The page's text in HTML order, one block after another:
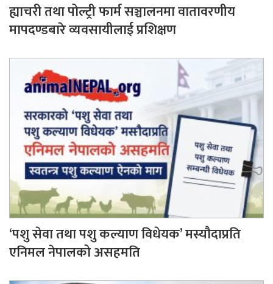
ह्याचरी तथा पोल्ट्री फार्म सञ्चालनमा वातावरणीय
मापदण्डबारे व्यवसायीलाई प्रशिक्षण
‘पशु सेवा तथा पशु कल्याण विधेयक’ मस्यौदाप्रति
एनिमल नेपालको असहमति